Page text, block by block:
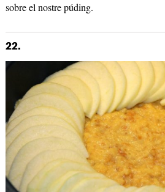
sobre el nostre púding.
22.